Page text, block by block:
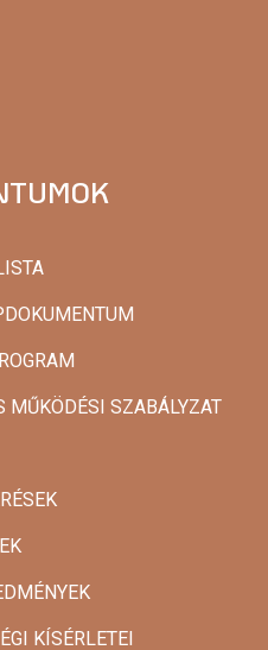
MŰKÖDÉSI SZABÁLYZAT
KÍSÉRLETEI